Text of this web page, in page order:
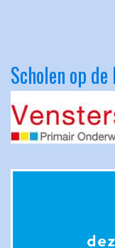
Scholen op